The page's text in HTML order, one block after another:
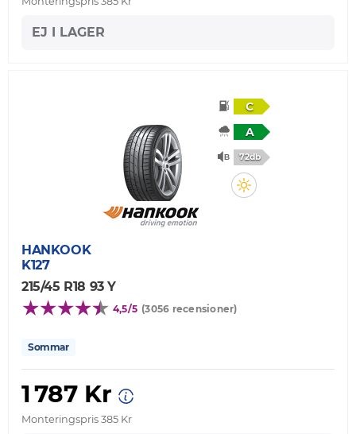
EJ I LAGER
C
A
72db
HANKOOK
K127
215/45 R18 93 Y
4,5/5 (3056 recensioner)
Sommar
1 787 Kr
Monteringspris 385 Kr